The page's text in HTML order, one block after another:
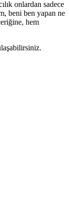
onlardan sadece
beni ben yapan ne
hem